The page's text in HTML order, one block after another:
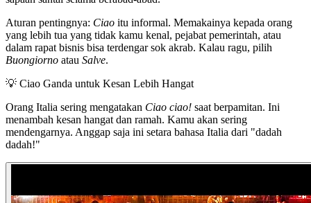
Aturan pentingnya: Ciao itu informal. Memakainya kepada orang
yang lebih tua yang tidak kamu kenal, pejabat pemerintah, atau
dalam rapat bisnis bisa terdengar sok akrab. Kalau ragu, pilih
Buongiorno atau Salve.
💡 Ciao Ganda untuk Kesan Lebih Hangat
Orang Italia sering mengatakan Ciao ciao! saat berpamitan. Ini
menambah kesan hangat dan ramah. Kamu akan sering
mendengarnya. Anggap saja ini setara bahasa Italia dari "dadah
dadah!"